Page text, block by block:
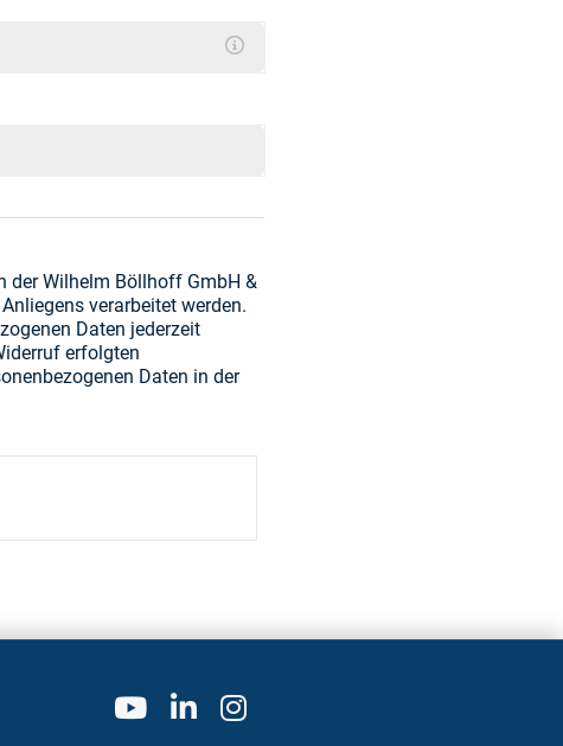
der Wilhelm Böllhoff GmbH &
verarbeitet werden.
Daten jederzeit
erfolgten
Daten in der